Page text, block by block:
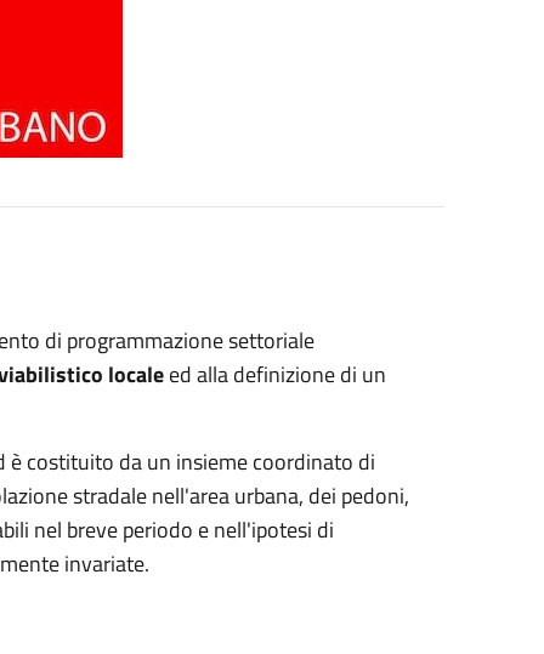
di programmazione settoriale
localeed alla definizione di un
è costituito da un insieme coordinato di
stradale nell'area urbana, dei pedoni,
nel breve periodo e nell'ipotesi di
invariate.